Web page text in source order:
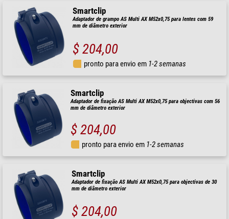
Smartclip
Adaptador de grampo AS Multi AX M52x0,75 para lentes com 59
mm de diâmetro exterior
$ 204,00
pronto para envio em 1-2 semanas
Smartclip
Adaptador de fixação AS Multi AX M52x0,75 para objectivas com 56
mm de diâmetro exterior
$ 204,00
pronto para envio em 1-2 semanas
Smartclip
Adaptador de fixação AS Multi AX M52x0,75 para objectivas de 30
mm de diâmetro exterior
$ 204,00